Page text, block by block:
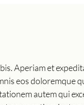
Aperiam et
eos doloremque
autem qui